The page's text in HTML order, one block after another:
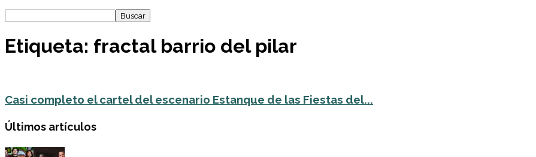
Etiqueta: fractal barrio del pilar
Casi completo el cartel del escenario Estanque de las Fiestas del...
Últimos artículos